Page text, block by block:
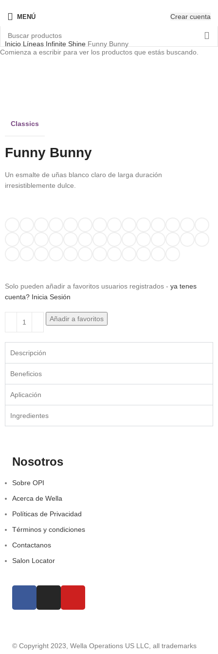
MENÚ Crear cuenta
Inicio Líneas Infinite Shine Funny Bunny
Classics
Funny Bunny
Un esmalte de uñas blanco claro de larga duración
irresistiblemente dulce.
Solo pueden añadir a favoritos usuarios registrados - ya tenes
cuenta? Inicia Sesión
Añadir a favoritos
Descripción
Beneficios
Aplicación
Ingredientes
Nosotros
Sobre OPI
Acerca de Wella
Políticas de Privacidad
Términos y condiciones
Contactanos
Salon Locator
© Copyright 2023, Wella Operations US LLC, all trademarks
Comienza a escribir para ver los productos que estás buscando.